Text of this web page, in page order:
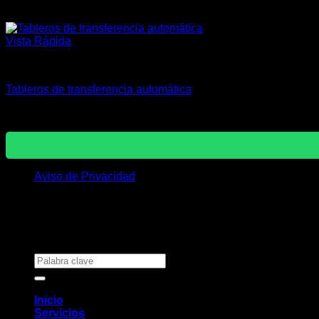
Vista Rápida
Tableros de transferencia automática
Aviso de Privacidad
Buscar
por:
Inicio
Servicios